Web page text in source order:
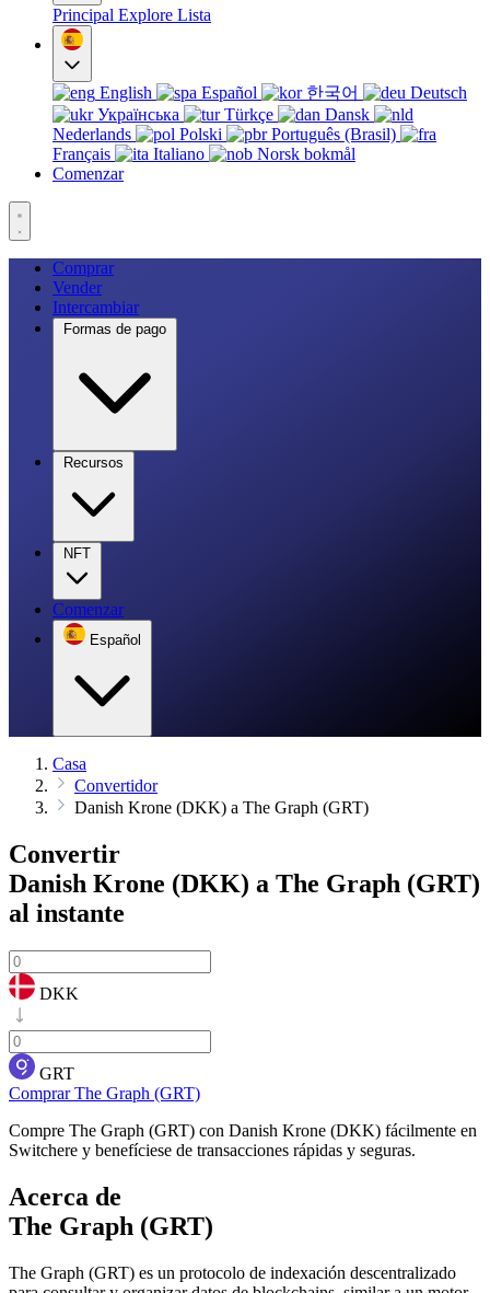
Principal Explore Lista
English Español 한국어
Deutsch
Українська
Türkçe
Dansk
Nederlands
Polski
Português (Brasil)
Français
Italiano
Norsk bokmål
Comenzar
Comprar
Vender
Intercambiar
Formas de pago
Recursos
NFT
Comenzar
Español
Casa
Convertidor
Danish Krone (DKK) a The Graph (GRT)
Convertir
Danish Krone (DKK) a The Graph (GRT)
al instante
DKK
GRT
Comprar The Graph (GRT)
Compre The Graph (GRT) con Danish Krone (DKK) fácilmente en
Switchere y benefíciese de transacciones rápidas y seguras.
Acerca de
The Graph (GRT)
The Graph (GRT) es un protocolo de indexación descentralizado